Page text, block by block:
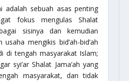
adalah sebuah asas penting
fokus mengulas Shalat
sisinya dan kemudian
mengikis bid’ah-bid’ah
di tengah masyarakat Islam;
syi’ar Shalat Jama’ah yang
masyarakat, dan tidak